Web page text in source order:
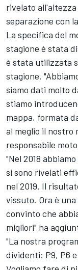
rivelato
separazione con
La specifica del
stagione è stata
è stata utilizzata
stagione.
siamo dati molto
stiamo
mappa, formata
al meglio il nostro
responsabile
"Nel 2018
si sono rivelati
nel 2019. Il
vissuto. Ora è
convinto che
migliori" ha
"La nostra
dividenti: P9, P6